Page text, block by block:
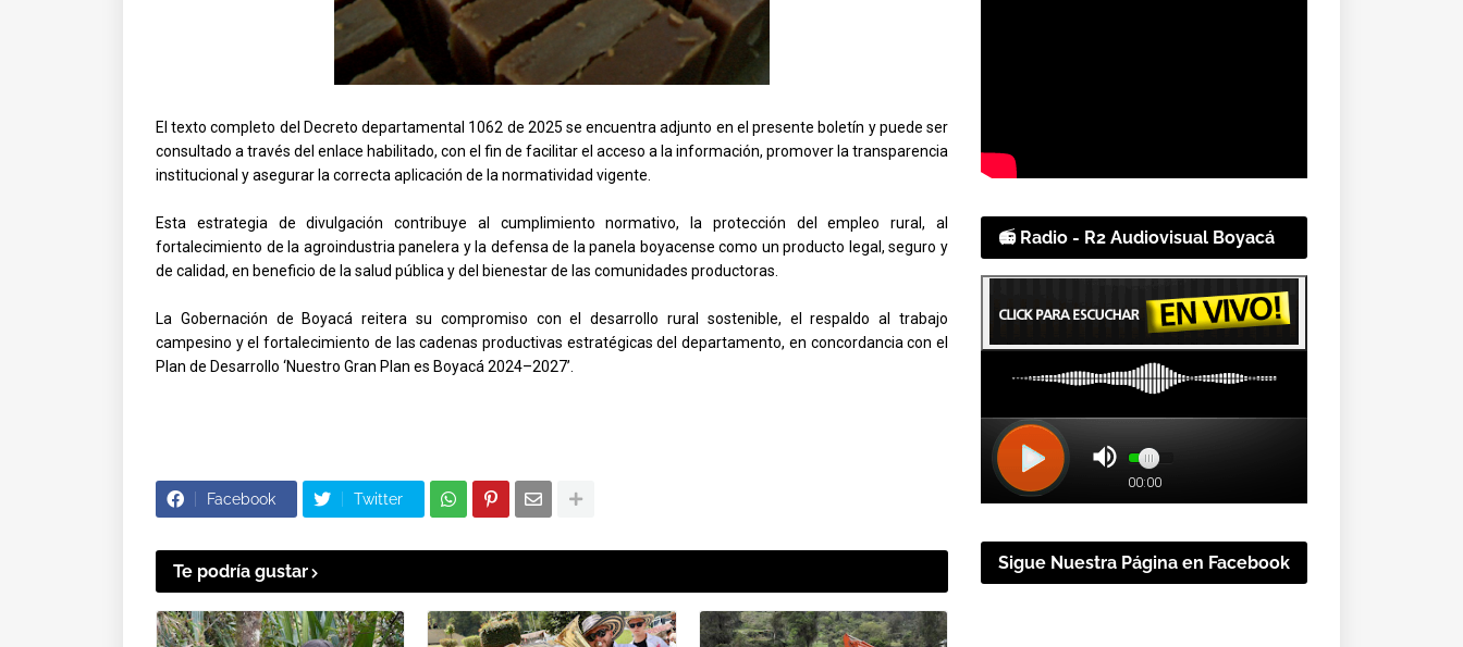
El texto completo del Decreto departamental 1062 de 2025 se encuentra adjunto en el presente boletín y puede ser
consultado a través del enlace habilitado, con el fin de facilitar el acceso a la información, promover la transparencia
institucional y asegurar la correcta aplicación de la normatividad vigente.
Esta estrategia de divulgación contribuye al cumplimiento normativo, la protección del empleo rural, al
fortalecimiento de la agroindustria panelera y la defensa de la panela boyacense como un producto legal, seguro y
de calidad, en beneficio de la salud pública y del bienestar de las comunidades productoras.
La Gobernación de Boyacá reitera su compromiso con el desarrollo rural sostenible, el respaldo al trabajo
campesino y el fortalecimiento de las cadenas productivas estratégicas del departamento, en concordancia con el
Plan de Desarrollo ‘Nuestro Gran Plan es Boyacá 2024–2027’.
Facebook Twitter
Te podría gustar
📻 Radio - R2 Audiovisual Boyacá
Sigue Nuestra Página en Facebook